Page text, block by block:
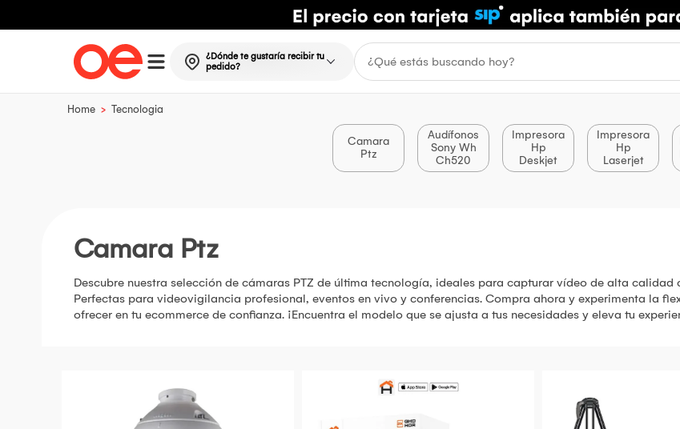
¿Dónde te gustaría recibir tu
pedido?
Home > Tecnologia
Camara
Ptz
Audífonos
Sony Wh
Ch520
Impresora
Hp
Deskjet
Impresora
Hp
Laserjet
Camara Ptz
Descubre nuestra selección de cámaras PTZ de última tecnología, ideales para capturar vídeo de alta
Perfectas para videovigilancia profesional, eventos en vivo y conferencias. Compra ahora y experimenta la
ofrecer en tu ecommerce de confianza. ¡Encuentra el modelo que se ajusta a tus necesidades y eleva tu